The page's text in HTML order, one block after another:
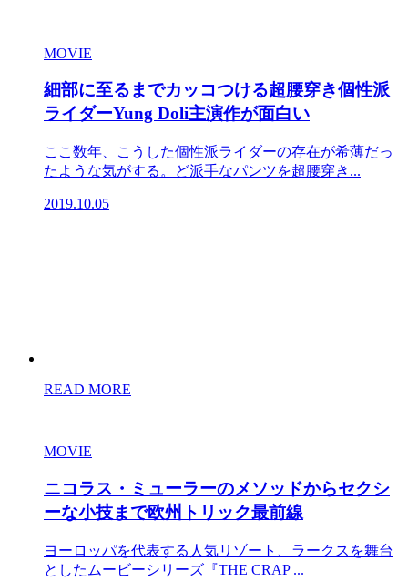
MOVIE
細部に至るまでカッコつける超腰穿き個性派
ライダーYung Doli主演作が面白い
ここ数年、こうした個性派ライダーの存在が希薄だっ
たような気がする。ど派手なパンツを超腰穿き...
2019.10.05
READ MORE
MOVIE
ニコラス・ミューラーのメソッドからセクシ
ーな小技まで欧州トリック最前線
ヨーロッパを代表する人気リゾート、ラークスを舞台
としたムービーシリーズ『THE CRAP ...